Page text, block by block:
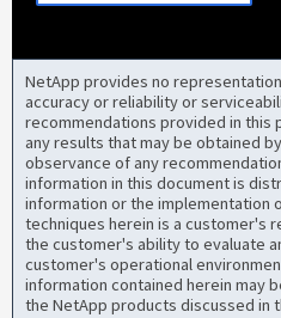
NetApp provides no
accuracy or reliability or
recommendations provided in this
any results that may be obtained
observance of any
information in this document is
information or the implementation
techniques herein is a customer's
the customer's ability to evaluate
customer's operational
information contained herein may
the NetApp products discussed in